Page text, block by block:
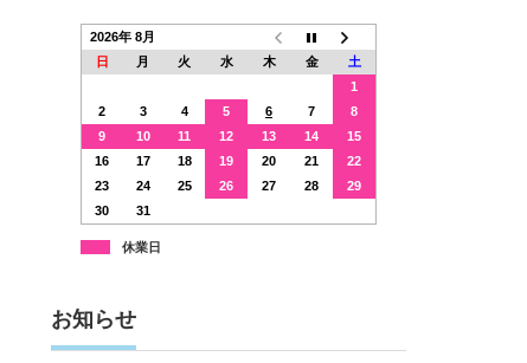
2026年 8月
日
月 火 水 木 金
土
1
2
3 4 5 6 7
8
9
10 11 12 13 14
15
16
17 18 19 20 21
22
23
24 25 26 27 28
29
30
31
休業日
お知らせ